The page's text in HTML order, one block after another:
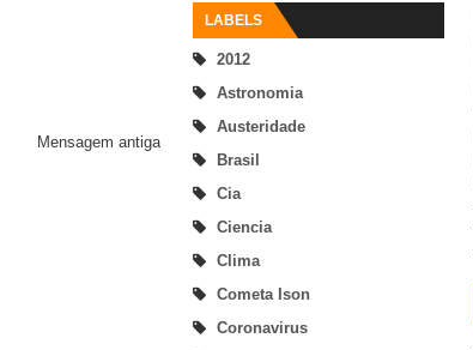
LABELS
2012
Astronomia
Austeridade
Brasil
Cia
Ciencia
Clima
Cometa Ison
Coronavirus
Mensagem antiga